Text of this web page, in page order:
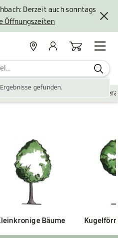
Derzeit auch sonntags
Öffnungszeiten
gefunden.
StandorteMein KontoWarenkorb
Gartengestaltung
Bäume